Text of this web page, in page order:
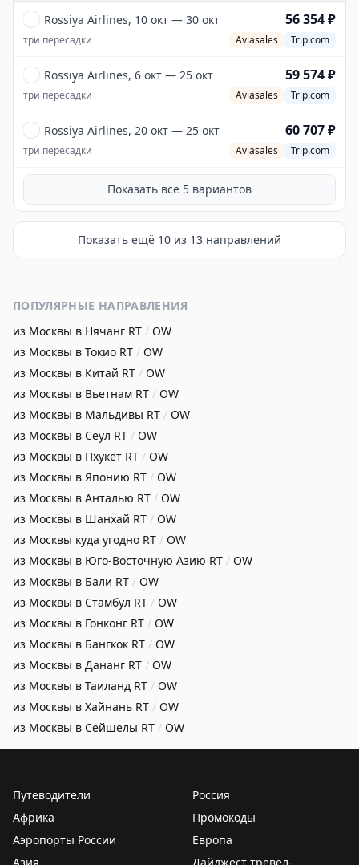
Rossiya Airlines, 10 окт — 30 окт 56 354 ₽
три пересадки Aviasales Trip.com
Rossiya Airlines, 6 окт — 25 окт 59 574 ₽
три пересадки Aviasales Trip.com
Rossiya Airlines, 20 окт — 25 окт 60 707 ₽
три пересадки Aviasales Trip.com
Показать все 5 вариантов
Показать ещё 10 из 13 направлений
ПОПУЛЯРНЫЕ НАПРАВЛЕНИЯ
из Москвы в Нячанг RT / OW
из Москвы в Токио RT / OW
из Москвы в Китай RT / OW
из Москвы в Вьетнам RT / OW
из Москвы в Мальдивы RT / OW
из Москвы в Сеул RT / OW
из Москвы в Пхукет RT / OW
из Москвы в Японию RT / OW
из Москвы в Анталью RT / OW
из Москвы в Шанхай RT / OW
из Москвы куда угодно RT / OW
из Москвы в Юго-Восточную Азию RT / OW
из Москвы в Бали RT / OW
из Москвы в Стамбул RT / OW
из Москвы в Гонконг RT / OW
из Москвы в Бангкок RT / OW
из Москвы в Дананг RT / OW
из Москвы в Таиланд RT / OW
из Москвы в Хайнань RT / OW
из Москвы в Сейшелы RT / OW
Путеводители
Россия
Африка
Промокоды
Аэропорты России
Европа